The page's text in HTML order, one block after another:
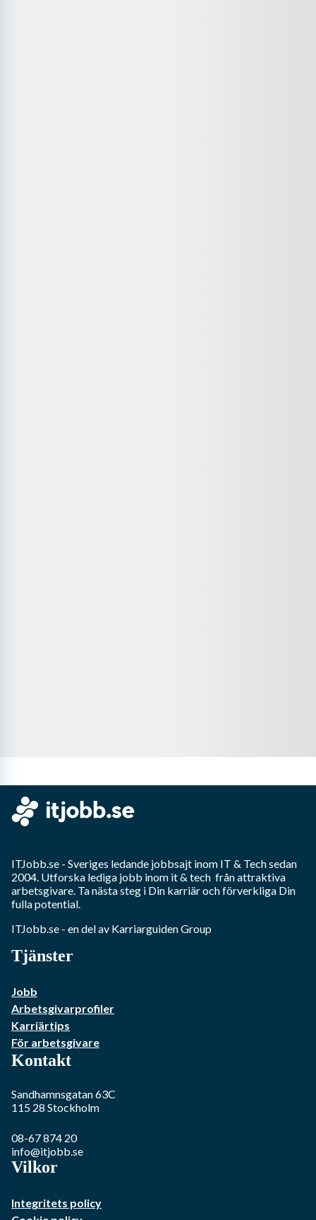
ITJobb.se - Sveriges ledande jobbsajt inom IT & Techsedan
2004. Utforska lediga jobb inom it & tech från attraktiva
arbetsgivare. Ta nästa steg i Din karriär och förverkliga Din
fulla potential.
ITJobb.se - en del av Karriarguiden Group
Tjänster
Jobb
Arbetsgivarprofiler
Karriärtips
För arbetsgivare
Kontakt
Sandhamnsgatan 63C
115 28 Stockholm
08-67 874 20
info@itjobb.se
Vilkor
Integritets policy